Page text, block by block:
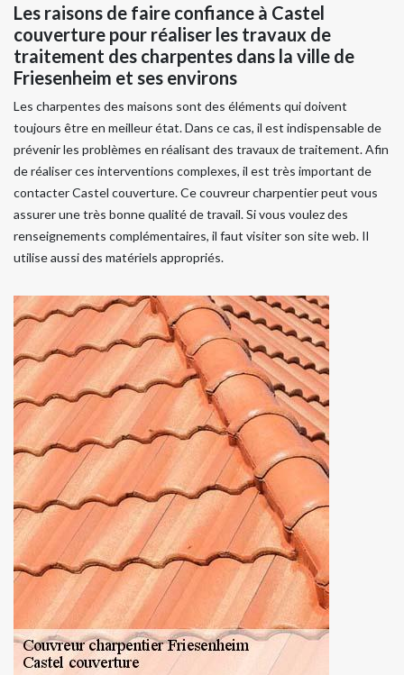
Les raisons de faire confiance à Castel
couverture pour réaliser les travaux de
traitement des charpentes dans la ville de
Friesenheim et ses environs
Les charpentes des maisons sont des éléments qui doivent
toujours être en meilleur état. Dans ce cas, il est indispensable de
prévenir les problèmes en réalisant des travaux de traitement. Afin
de réaliser ces interventions complexes, il est très important de
contacter Castel couverture. Ce couvreur charpentier peut vous
assurer une très bonne qualité de travail. Si vous voulez des
renseignements complémentaires, il faut visiter son site web. Il
utilise aussi des matériels appropriés.